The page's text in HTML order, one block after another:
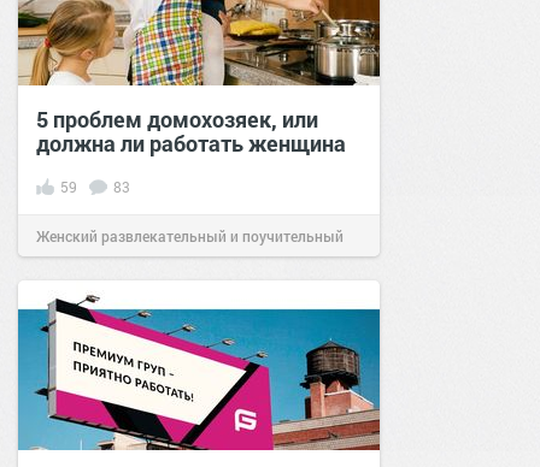
5 проблем домохозяек, или
должна ли работать женщина
59 83
Женский развлекательный и поучительный
сайт.13:15 18 июн 2020